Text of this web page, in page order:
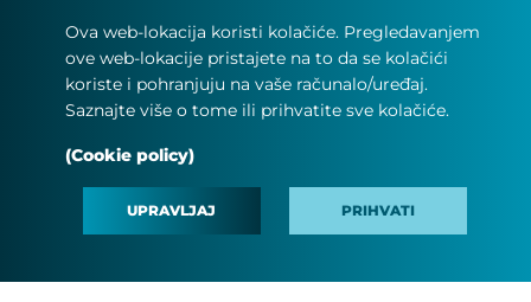
DOKUMENTI
MEDIA
ZAPOŠLJAVANJE
OČITANJA BROJILA
#MINDTHEFYOUTURE
Ova web-lokacija koristi kolačiće. Pregledavanjem
ove web-lokacije pristajete na to da se kolačići
koriste i pohranjuju na vaše računalo/uređaj.
Saznajte više o tome ili prihvatite sve kolačiće.
(Cookie policy)
UPRAVLJAJ PRIHVATI